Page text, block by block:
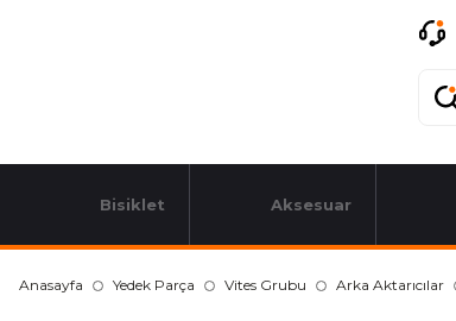
Bisiklet Aksesuar
Anasayfa Yedek Parça Vites Grubu Arka Aktarıcılar